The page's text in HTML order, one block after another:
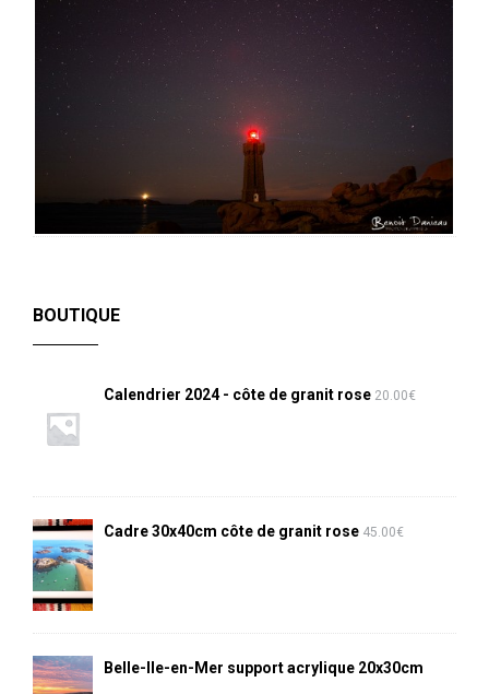
BOUTIQUE
Calendrier 2024 - côte de granit rose 20.00€
Cadre 30x40cm côte de granit rose 45.00€
Belle-Ile-en-Mer support acrylique 20x30cm